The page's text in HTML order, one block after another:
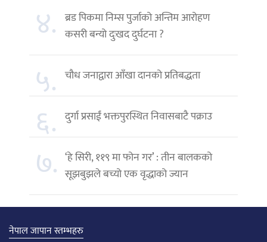
४. ब्रड पिकमा निम्स पुर्जाको अन्तिम आरोहण
कसरी बन्यो दुःखद दुर्घटना ?
५. चौध जनाद्वारा आँखा दानको प्रतिबद्धता
६. दुर्गा प्रसाईं भक्तपुरस्थित निवासबाटै पक्राउ
७. ‘हे सिरी, ११९ मा फोन गर’ : तीन बालकको
सूझबुझले बच्यो एक वृद्धाको ज्यान
नेपाल जापान स्तम्भहरु